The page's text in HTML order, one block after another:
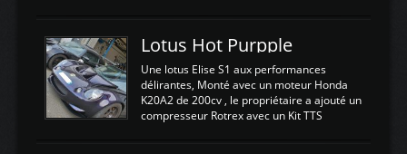
est temps de brancher le ...
légere découpe du plastique inferieur,
negénant en rien la structure ou le
fonctionnement du fond plat. Une
reprogrammation Stage 2 est faite sur le
calculateur d'origine. Une alternative
économique au passage sur Hondata
d'origine 310cv et 400Nn , Une fois
Lotus Hot Purpple
Une lotus Elise S1 aux performances
délirantes, Monté avec un moteur Honda
K20A2 de 200cv , le propriétaire a ajouté un
compresseur Rotrex avec un Kit TTS